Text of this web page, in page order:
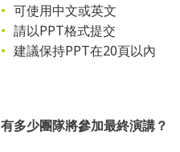
可使用中文或英文
請以PPT格式提交
建議保持PPT在20頁以內
有多少團隊將參加最終演講？